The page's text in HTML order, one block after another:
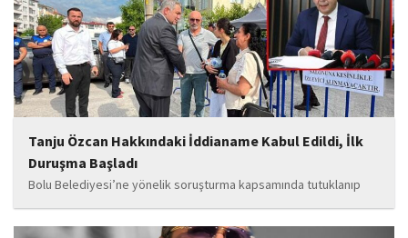
soruşturmaya ilişkin yeni iddialar gündeme geldi. Edinilen
bilgilere göre, soruşturmanın ani bir operasyonla değil, aylar...
Tanju Özcan Hakkındaki İddianame Kabul Edildi, İlk
Duruşma Başladı
Bolu Belediyesi’ne yönelik soruşturma kapsamında tutuklanıp
belediye başkanlığı görevinden uzaklaştırılan Tanju Özcan’ın da
aralarında bulunduğu 6’sı tutuklu 19 sanığın yargılandığı dava